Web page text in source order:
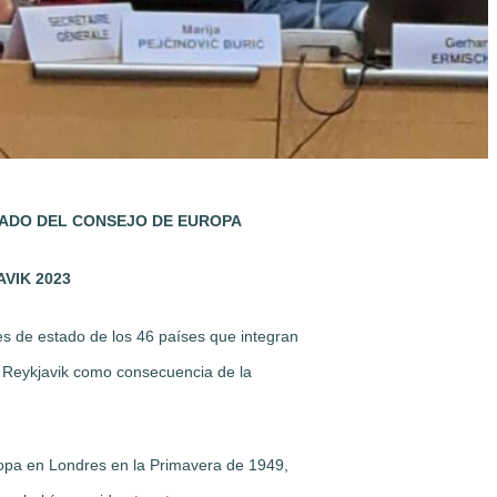
DEL CONSEJO DE EUROPA
2023
de estado de los 46 países que integran
como consecuencia de la
en Londres en la Primavera de 1949,